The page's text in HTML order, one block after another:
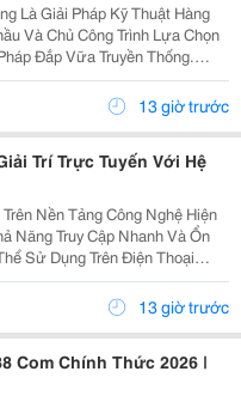
Là Giải Pháp Kỹ Thuật Hàng
Và Chủ Công Trình Lựa Chọn
Đắp Vữa Truyền Thống.
Hiện Đại, Hệ Thống Mái Không
Bảo Độ Bền Tuyệt Đối13 giờ trước
Trí Trực Tuyến Với Hệ
Nền Tảng Công Nghệ Hiện
Năng Truy Cập Nhanh Và Ổn
Sử Dụng Trên Điện Thoại
Đảm Bảo Trải Nghiệm Giải Trí
Trình Tham Gia. Địa Chỉ:13 giờ trước
Com Chính Thức 2026 |